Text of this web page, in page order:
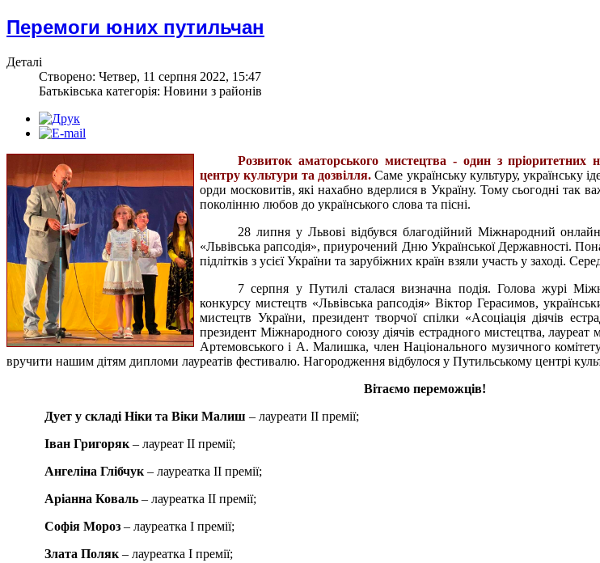
Перемоги юних путильчан
Деталі
Створено: Четвер, 11 серпня 2022, 15:47
Батьківська категорія: Новини з районів
Розвиток аматорського мистецтва - один з пріоритетних
центру культури та дозвілля.Саме українську культуру, українську
орди московитів, які нахабно вдерлися в Україну. Тому сьогодні так
поколінню любов до українського слова та пісні.
28 липня у Львові відбувся благодійний Міжнародний
«Львівська рапсодія», приурочений Дню Української Державності.
підлітків з усієї України та зарубіжних країн взяли участь у заході.
7 серпня у Путилі сталася визначна подія. Голова журі
конкурсу мистецтв «Львівська рапсодія» Віктор Герасимов,
мистецтв України, президент творчої спілки «Асоціація діячів
президент Міжнародного союзу діячів естрадного мистецтва,
Артемовського і А. Малишка, член Національного музичного
вручити нашим дітям дипломи лауреатів фестивалю. Нагородження відбулося у Путильському центрі
Вітаємо переможців!
Дует у складі Ніки та Віки Малиш – лауреати ІІ премії;
Іван Григоряк – лауреат ІІ премії;
Ангеліна Глібчук – лауреатка ІІ премії;
Аріанна Коваль – лауреатка ІІ премії;
Софія Мороз – лауреатка І премії;
Злата Поляк – лауреатка І премії;